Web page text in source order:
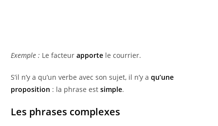
Exemple : Le facteurapporte le courrier.
S’il n’y a qu’un verbe avec son sujet, il n’y aqu’une
proposition : la phrase estsimple.
Les phrases complexes